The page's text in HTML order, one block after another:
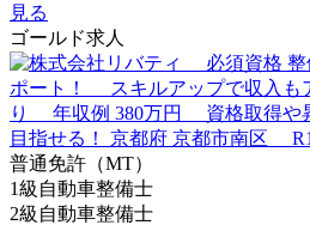
見る
ゴールド求人
普通免許（MT）
1級自動車整備士
2級自動車整備士